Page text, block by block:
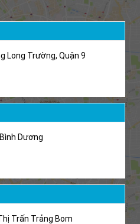
Long Trường, Quận 9
Dương
Trấn Trảng Bom